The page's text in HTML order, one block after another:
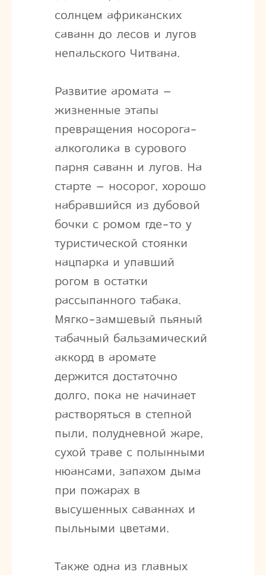
солнцем африканских
саванн до лесов и лугов
непальского Читвана.
Развитие аромата –
жизненные этапы
превращения носорога-
алкоголика в сурового
парня саванн и лугов. На
старте – носорог, хорошо
набравшийся из дубовой
бочки с ромом где-то у
туристической стоянки
нацпарка и упавший
рогом в остатки
рассыпанного табака.
Мягко-замшевый пьяный
табачный бальзамический
аккорд в аромате
держится достаточно
долго, пока не начинает
растворяться в степной
пыли, полудневной жаре,
сухой траве с полынными
нюансами, запахом дыма
при пожарах в
высушенных саваннах и
пыльными цветами.
Также одна из главных